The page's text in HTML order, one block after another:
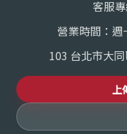
客服專
營業時間：週
103 台北市大
上